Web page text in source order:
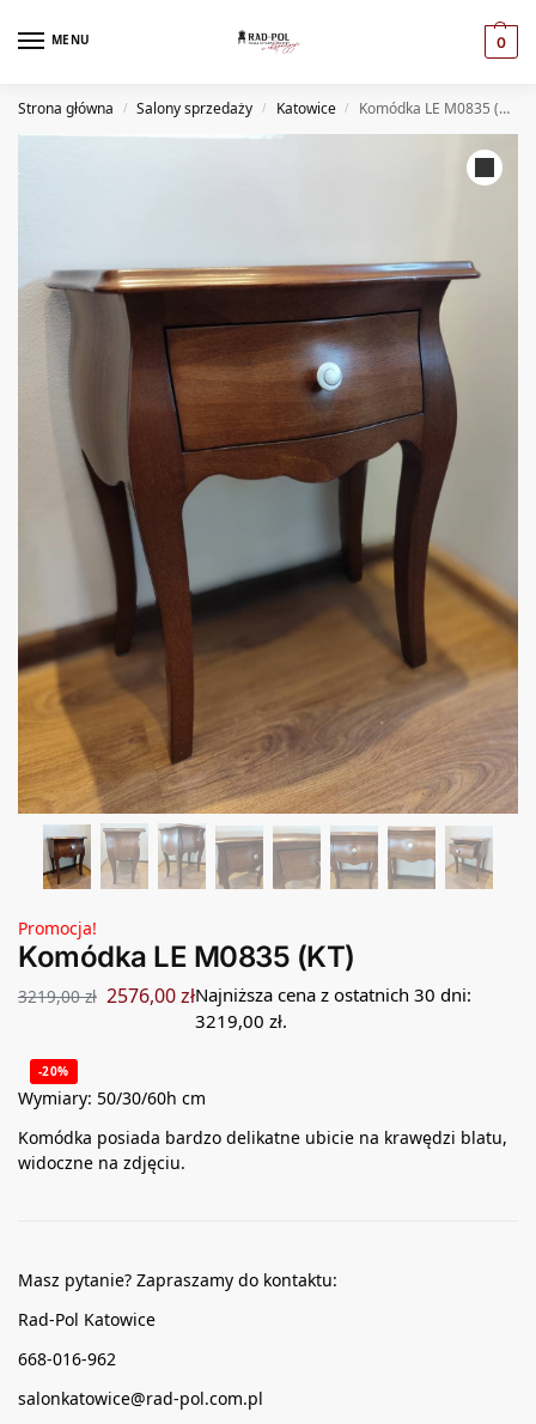
MENU 0
Strona główna / Salony sprzedaży / Katowice / Komódka LE M0835 (KT)
Promocja!
Komódka LE M0835 (KT)
3219,00zł 2576,00złNajniższa cena z ostatnich 30 dni:
3219,00 zł.
-20%
Wymiary: 50/30/60h cm
Komódka posiada bardzo delikatne ubicie na krawędzi blatu,
widoczne na zdjęciu.
Masz pytanie? Zapraszamy do kontaktu:
Rad-Pol Katowice
668-016-962
salonkatowice@rad-pol.com.pl